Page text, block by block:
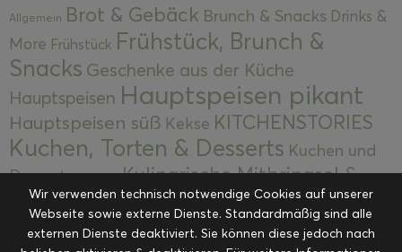
Allgemein Brot & Gebäck Brunch & Snacks Drinks &
More Frühstück Frühstück, Brunch &
Snacks Geschenke aus der Küche
Hauptspeisen Hauptspeisen pikant
Hauptspeisen süß Kekse KITCHENSTORIES
Kuchen, Torten & Desserts Kuchen und
Desserts
Kulinarische Mitbringsel &
Eingemachtes Ohne Kategorie Ostern Resteküche
RezepteSaisonalSliderStartseite
Wir verwenden technisch notwendige Cookies auf unserer
Webseite sowie externe Dienste. Standardmäßig sind alle
externen Dienste deaktiviert. Sie können diese jedoch nach